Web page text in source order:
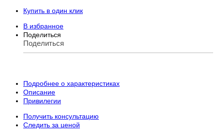
Купить в один клик
В избранное
Поделиться
Поделиться
Подробнее о характеристиках
Описание
Привилегии
Получить консультацию
Следить за ценой